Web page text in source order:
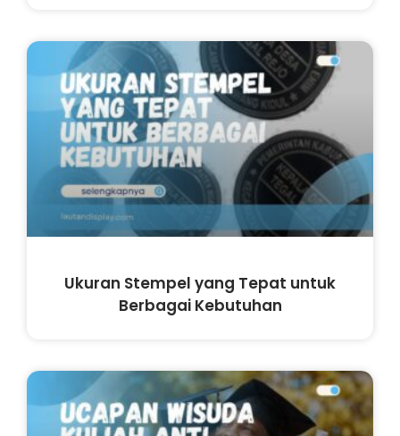
Ukuran Stempel yang Tepat untuk
Berbagai Kebutuhan